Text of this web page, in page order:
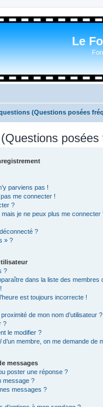
Le
(Questions posées
parviens pas !
me connecter !
?
je ne peux plus me connecter
?
» ?
?
dans la liste des membres
est toujours incorrecte !
de mon nom d’utilisateur ?
?
le modifier ?
d’un membre, on me demande de
messages
poster une réponse ?
message ?
messages ?